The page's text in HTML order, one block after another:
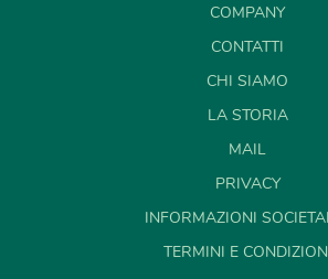
COMPANY
CONTATTI
CHI SIAMO
LA STORIA
MAIL
PRIVACY
INFORMAZIONI
TERMINI E